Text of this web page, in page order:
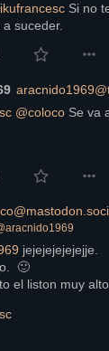
Si no
suceder.
@coloco Se va
aracnido1969
jejejejejejejje.
🙂
el liston muy